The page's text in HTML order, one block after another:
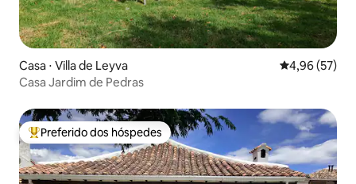
Casa ⋅ Villa de Leyva 4,96 de uma
4,96 (57)
Casa Jardim de Pedras
Entre os melhores preferidos dos hóspedes
Preferido dos hóspedes